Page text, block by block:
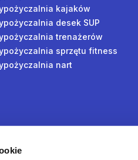
kajaków
desek SUP
trenażerów
sprzętu fitness
nart